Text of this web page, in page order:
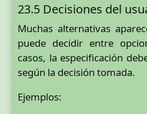
23.5 Decisiones del
Muchas alternativas
puede decidir entre
casos, la especificación
según la decisión tomada.
Ejemplos: